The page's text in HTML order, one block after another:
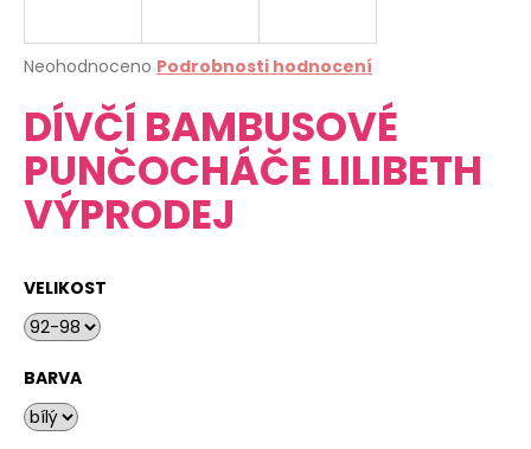
Průměrné
produktu
je
0,0
5
hvězdiček.
Neohodnoceno Podrobnosti hodnocení
DÍVČÍ BAMBUSOVÉ
PUNČOCHÁČE LILIBETH
VÝPRODEJ
VELIKOST
BARVA
j
t
?
D
o
p